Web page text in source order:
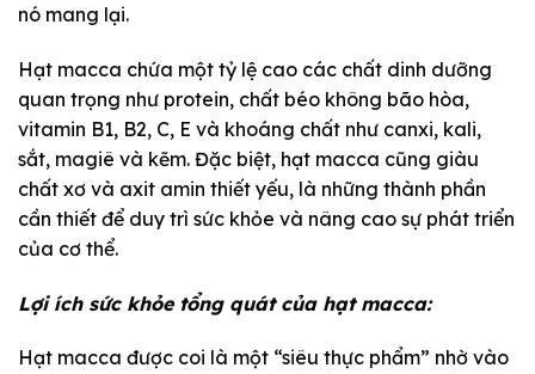
nó mang lại.
Hạt macca chứa một tỷ lệ cao các chất dinh dưỡng
quan trọng như protein, chất béo không bão hòa,
vitamin B1, B2, C, E và khoáng chất như canxi, kali,
sắt, magiê và kẽm. Đặc biệt, hạt macca cũng giàu
chất xơ và axit amin thiết yếu, là những thành phần
cần thiết để duy trì sức khỏe và nâng cao sự phát triển
của cơ thể.
Lợi ích sức khỏe tổng quát của hạt macca:
Hạt macca được coi là một “siêu thực phẩm” nhờ vào